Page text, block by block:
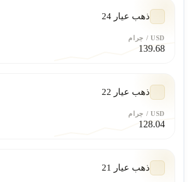
ذهب عيار 24
USD/ جرام
139.68
ذهب عيار 22
USD/ جرام
128.04
ذهب عيار 21